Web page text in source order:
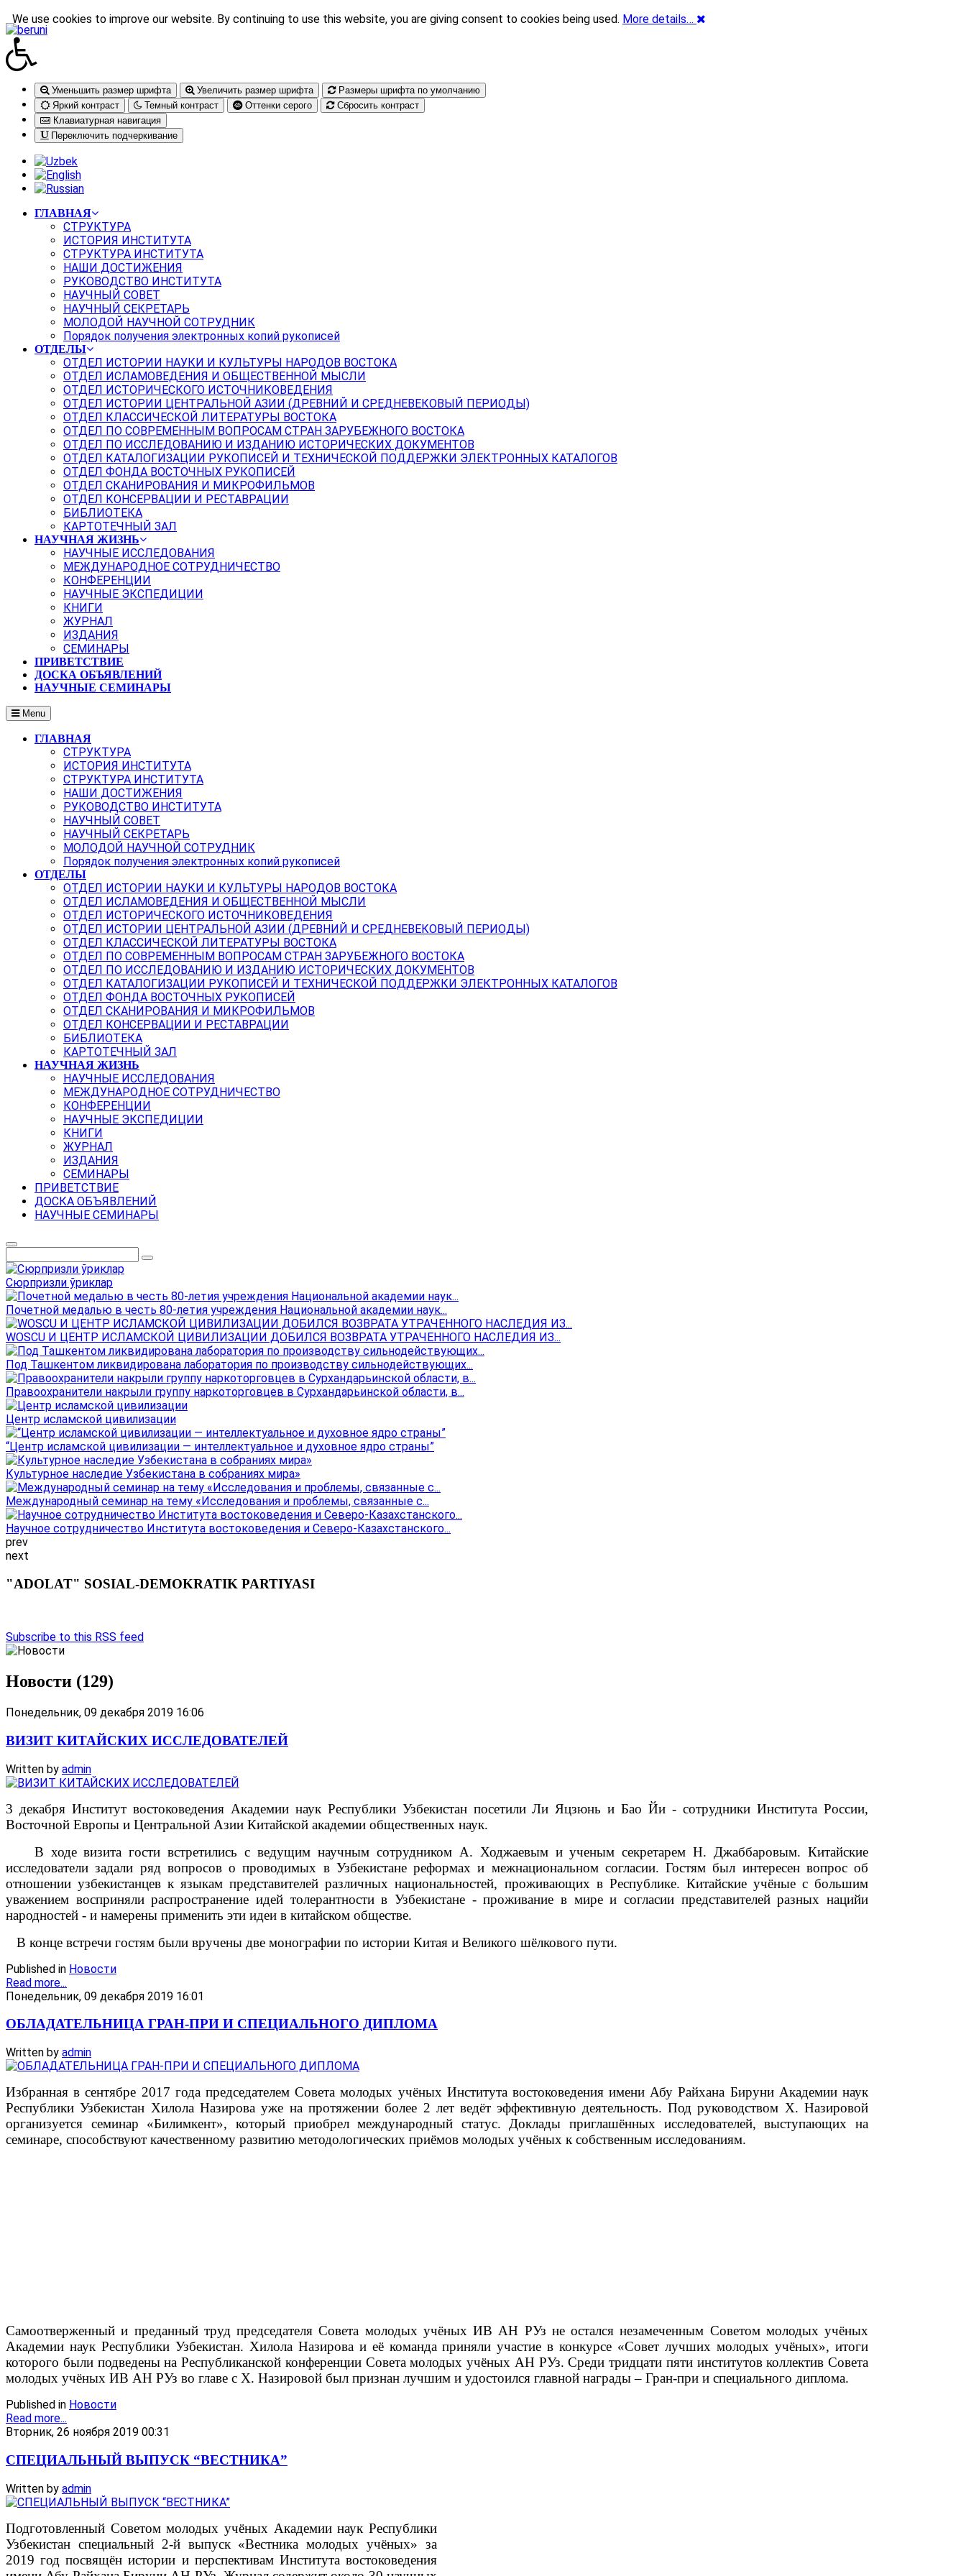
Уменьшить размер шрифта Увеличить размер шрифта
Размеры шрифта по умолчанию
Яркий контраст
Темный контраст Оттенки серого
Сбросить контраст
Клавиатурная навигация
Переключить подчеркивание
ГЛАВНАЯ
СТРУКТУРА
ИСТОРИЯ ИНСТИТУТА
СТРУКТУРА ИНСТИТУТА
НАШИ ДОСТИЖЕНИЯ
РУКОВОДСТВО ИНСТИТУТА
НАУЧНЫЙ СОВЕТ
НАУЧНЫЙ СЕКРЕТАРЬ
МОЛОДОЙ НАУЧНОЙ СОТРУДНИК
Порядок получения электронных копий рукописей
ОТДЕЛЫ
ОТДЕЛ ИСТОРИИ НАУКИ И КУЛЬТУРЫ НАРОДОВ ВОСТОКА
ОТДЕЛ ИСЛАМОВЕДЕНИЯ И ОБЩЕСТВЕННОЙ МЫСЛИ
ОТДЕЛ ИСТОРИЧЕСКОГО ИСТОЧНИКОВЕДЕНИЯ
ОТДЕЛ ИСТОРИИ ЦЕНТРАЛЬНОЙ АЗИИ (ДРЕВНИЙ И СРЕДНЕВЕКОВЫЙ ПЕРИОДЫ)
ОТДЕЛ КЛАССИЧЕСКОЙ ЛИТЕРАТУРЫ ВОСТОКА
ОТДЕЛ ПО СОВРЕМЕННЫМ ВОПРОСАМ СТРАН ЗАРУБЕЖНОГО ВОСТОКА
ОТДЕЛ ПО ИССЛЕДОВАНИЮ И ИЗДАНИЮ ИСТОРИЧЕСКИХ ДОКУМЕНТОВ
ОТДЕЛ КАТАЛОГИЗАЦИИ РУКОПИСЕЙ И ТЕХНИЧЕСКОЙ ПОДДЕРЖКИ ЭЛЕКТРОННЫХ КАТАЛОГОВ
ОТДЕЛ ФОНДА ВОСТОЧНЫХ РУКОПИСЕЙ
ОТДЕЛ СКАНИРОВАНИЯ И МИКРОФИЛЬМОВ
ОТДЕЛ КОНСЕРВАЦИИ И РЕСТАВРАЦИИ
БИБЛИОТЕКА
КАРТОТЕЧНЫЙ ЗАЛ
НАУЧНАЯ ЖИЗНЬ
НАУЧНЫЕ ИССЛЕДОВАНИЯ
МЕЖДУНАРОДНОЕ СОТРУДНИЧЕСТВО
КОНФЕРЕНЦИИ
НАУЧНЫЕ ЭКСПЕДИЦИИ
КНИГИ
ЖУРНАЛ
ИЗДАНИЯ
СЕМИНАРЫ
ПРИВЕТСТВИЕ
ДОСКА ОБЪЯВЛЕНИЙ
НАУЧНЫЕ СЕМИНАРЫ
Menu
ГЛАВНАЯ
СТРУКТУРА
ИСТОРИЯ ИНСТИТУТА
СТРУКТУРА ИНСТИТУТА
НАШИ ДОСТИЖЕНИЯ
РУКОВОДСТВО ИНСТИТУТА
НАУЧНЫЙ СОВЕТ
НАУЧНЫЙ СЕКРЕТАРЬ
МОЛОДОЙ НАУЧНОЙ СОТРУДНИК
Порядок получения электронных копий рукописей
ОТДЕЛЫ
ОТДЕЛ ИСТОРИИ НАУКИ И КУЛЬТУРЫ НАРОДОВ ВОСТОКА
ОТДЕЛ ИСЛАМОВЕДЕНИЯ И ОБЩЕСТВЕННОЙ МЫСЛИ
ОТДЕЛ ИСТОРИЧЕСКОГО ИСТОЧНИКОВЕДЕНИЯ
ОТДЕЛ ИСТОРИИ ЦЕНТРАЛЬНОЙ АЗИИ (ДРЕВНИЙ И СРЕДНЕВЕКОВЫЙ ПЕРИОДЫ)
ОТДЕЛ КЛАССИЧЕСКОЙ ЛИТЕРАТУРЫ ВОСТОКА
ОТДЕЛ ПО СОВРЕМЕННЫМ ВОПРОСАМ СТРАН ЗАРУБЕЖНОГО ВОСТОКА
ОТДЕЛ ПО ИССЛЕДОВАНИЮ И ИЗДАНИЮ ИСТОРИЧЕСКИХ ДОКУМЕНТОВ
ОТДЕЛ КАТАЛОГИЗАЦИИ РУКОПИСЕЙ И ТЕХНИЧЕСКОЙ ПОДДЕРЖКИ ЭЛЕКТРОННЫХ КАТАЛОГОВ
ОТДЕЛ ФОНДА ВОСТОЧНЫХ РУКОПИСЕЙ
ОТДЕЛ СКАНИРОВАНИЯ И МИКРОФИЛЬМОВ
ОТДЕЛ КОНСЕРВАЦИИ И РЕСТАВРАЦИИ
БИБЛИОТЕКА
КАРТОТЕЧНЫЙ ЗАЛ
НАУЧНАЯ ЖИЗНЬ
НАУЧНЫЕ ИССЛЕДОВАНИЯ
МЕЖДУНАРОДНОЕ СОТРУДНИЧЕСТВО
КОНФЕРЕНЦИИ
НАУЧНЫЕ ЭКСПЕДИЦИИ
КНИГИ
ЖУРНАЛ
ИЗДАНИЯ
СЕМИНАРЫ
ПРИВЕТСТВИЕ
ДОСКА ОБЪЯВЛЕНИЙ
НАУЧНЫЕ СЕМИНАРЫ
Сюрпризли ўриклар
Почетной медалью в честь 80-летия учреждения Национальной академии наук...
WOSCU И ЦЕНТР ИСЛАМСКОЙ ЦИВИЛИЗАЦИИ ДОБИЛСЯ ВОЗВРАТА УТРАЧЕННОГО НАСЛЕДИЯ ИЗ...
Под Ташкентом ликвидирована лаборатория по производству сильнодействующих...
Правоохранители накрыли группу наркоторговцев в Сурхандарьинской области, в...
Центр исламской цивилизации
“Центр исламской цивилизации — интеллектуальное и духовное ядро страны”
Культурное наследие Узбекистана в собраниях мира»
Международный семинар на тему «Исследования и проблемы, связанные с...
Научное сотрудничество Института востоковедения и Северо-Казахстанского...
prev
next
"ADOLAT" SOSIAL-DEMOKRATIK PARTIYASI
Subscribe to this RSS feed
Новости (129)
Понедельник, 09 декабря 2019 16:06
ВИЗИТ КИТАЙСКИХ ИССЛЕДОВАТЕЛЕЙ
Written by admin
3 декабря Институт востоковедения Академии наук Республики Узбекистан посетили Ли Яцзюнь и Бао Йи - сотрудники Института России,
Восточной Европы и Центральной Азии Китайской академии общественных наук.
В ходе визита гости встретились с ведущим научным сотрудником А. Ходжаевым и ученым секретарем Н. Джаббaровым. Китайские
исследователи задали ряд вопросов о проводимых в Узбекистане реформах и межнациональном согласии. Гостям был интересен вопрос об
отношении узбекистанцев к языкам представителей различных национальностей, проживающих в Республике. Китайские учёные с большим
уважением восприняли распространение идей толерантности в Узбекистане - проживание в мире и согласии представителей разных нацийи
народностей - и намерены применить эти идеи в китайском обществе.
В конце встречи гостям были вручены две монографии по истории Китая и Великого шёлкового пути.
Published in Новости
Read more...
Понедельник, 09 декабря 2019 16:01
ОБЛАДАТЕЛЬНИЦА ГРАН-ПРИ И СПЕЦИАЛЬНОГО ДИПЛОМА
Written by admin
Избранная в сентябре 2017 года председателем Совета молодых учёных Института востоковедения имени Абу Райхана Бируни Академии наук
Республики Узбекистан Хилола Назирова уже на протяжении более 2 лет ведёт эффективную деятельность. Под руководством Х. Назировой
организуется семинар «Билимкент», который приобрел международный статус. Доклады приглашённых исследователей, выступающих на
семинаре, способствуют качественному развитию методологических приёмов молодых учёных к собственным исследованиям.
Самоотверженный и преданный труд председателя Совета молодых учёных ИВ АН РУз не остался незамеченным Советом молодых учёных
Академии наук Республики Узбекистан. Хилола Назирова и её команда приняли участие в конкурсе «Совет лучших молодых учёных», итоги
которого были подведены на Республиканской конференции Совета молодых учёных АН РУз. Среди тридцати пяти институтов коллектив Совета
молодых учёных ИВ АН РУз во главе с Х. Назировой был признан лучшим и удостоился главной награды – Гран-при и специального диплома.
Published in Новости
Read more...
Вторник, 26 ноября 2019 00:31
СПЕЦИАЛЬНЫЙ ВЫПУСК “ВЕСТНИКА”
Written by admin
Подготовленный Советом молодых учёных Академии наук Республики
Узбекистан специальный 2-й выпуск «Вестника молодых учёных» за
2019 год посвящён истории и перспективам Института востоковедения
We use cookies to improve our website. By continuing to use this website, you are giving consent to cookies being used. More details…